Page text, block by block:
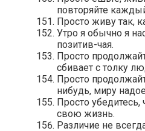
повторяйте
Просто живу так,
Утро я обычно я
позитив-чая.
Просто
сбивает с толку
Просто
нибудь, миру
Просто
свою жизнь.
Различие не